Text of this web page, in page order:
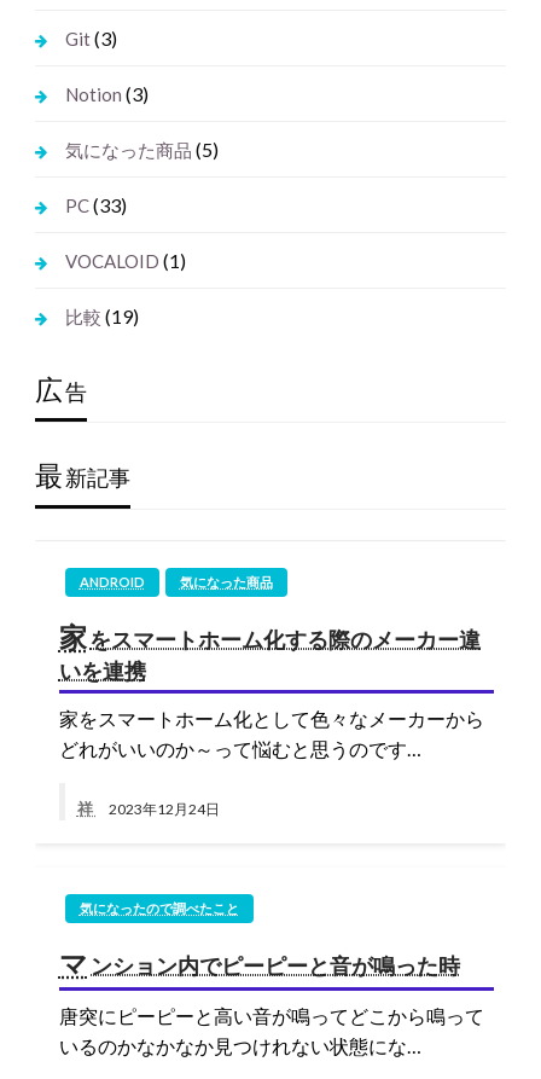
Git(3)
Notion (3)
気になった商品 (5)
PC(33)
VOCALOID (1)
比較 (19)
広告
最新記事
ANDROID 気になった商品
家をスマートホーム化する際のメーカー違
いを連携
家をスマートホーム化として色々なメーカーから
どれがいいのか～って悩むと思うのです…
祥 2023年12月24日
気になったので調べたこと
マ ンション内でピーピーと音が鳴った時
唐突にピーピーと高い音が鳴ってどこから鳴って
いるのかなかなか見つけれない状態にな…